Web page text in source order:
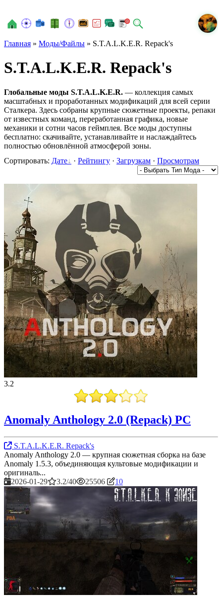
N
Главная » Моды/Файлы » S.T.A.L.K.E.R. Repack's
S.T.A.L.K.E.R. Repack's
Глобальные моды S.T.A.L.K.E.R. — коллекция самых
масштабных и проработанных модификаций для всей серии
Сталкера. Здесь собраны крупные сюжетные проекты, репаки
от известных команд, переработанная графика, новые
механики и сотни часов геймплея. Все моды доступны
бесплатно: скачивайте, устанавливайте и наслаждайтесь
полностью обновлённой атмосферой зоны.
Сортировать: Дате · Рейтингу · Загрузкам · Просмотрам
3.2
Anomaly Anthology 2.0 (Repack) PC
S.T.A.L.K.E.R. Repack's
Anomaly Anthology 2.0 — крупная сюжетная сборка на базе
Anomaly 1.5.3, объединяющая культовые модификации и
оригиналь...
2026-01-29
3.2/40 25506 10